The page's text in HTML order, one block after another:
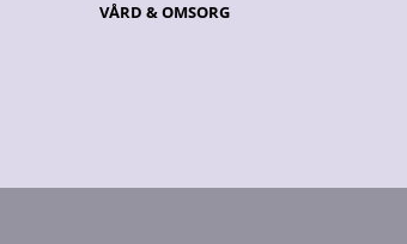
VÅRD & OMSORG